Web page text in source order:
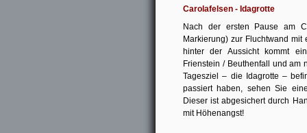
Carolafelsen - Idagrotte
Nach der ersten Pause am
Markierung) zur Fluchtwand
hinter der Aussicht kommt
Frienstein / Beuthenfall und am
Tagesziel – die Idagrotte –
passiert haben, sehen Sie
Dieser ist abgesichert durch
mit Höhenangst!